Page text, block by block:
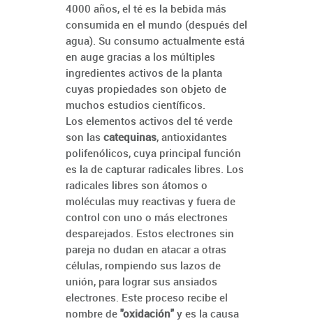
4000 años, el té es la bebida más
consumida en el mundo (después del
agua). Su consumo actualmente está
en auge gracias a los múltiples
ingredientes activos de la planta
cuyas propiedades son objeto de
muchos estudios científicos.
Los elementos activos del té verde
son las catequinas, antioxidantes
polifenólicos, cuya principal función
es la de capturar radicales libres. Los
radicales libres son átomos o
moléculas muy reactivas y fuera de
control con uno o más electrones
desparejados. Estos electrones sin
pareja no dudan en atacar a otras
células, rompiendo sus lazos de
unión, para lograr sus ansiados
electrones. Este proceso recibe el
nombre de "oxidación" y es la causa